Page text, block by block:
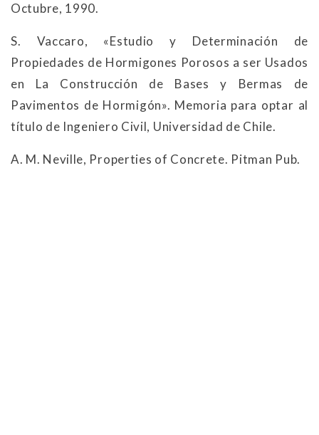
Octubre, 1990.
S. Vaccaro, «Estudio y Determinación de
Propiedades de Hormigones Porosos a ser Usados
en La Construcción de Bases y Bermas de
Pavimentos de Hormigón». Memoria para optar al
título de Ingeniero Civil, Universidad de Chile.
A. M. Neville, Properties of Concrete. Pitman Pub.